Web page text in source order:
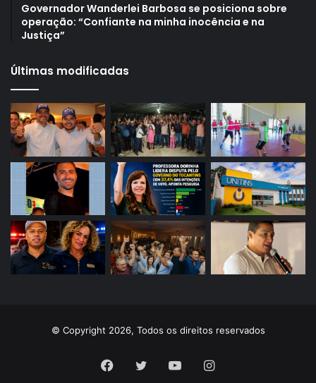
Governador Wanderlei Barbosa se posiciona sobre
operação: “Confiante na minha inocência e na
Justiça”
Últimas modificadas
© Copyright 2026, Todos os direitos reservados
Facebook
Twitter YouTubeInstagram